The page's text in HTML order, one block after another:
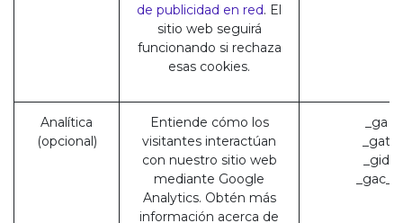
de publicidad en red. El
sitio web seguirá
funcionando si rechaza
esas cookies.
Analítica
(opcional)
Entiende cómo los
visitantes interactúan
con nuestro sitio web
mediante Google
Analytics. Obtén más
información acerca de
_ga
_gat
_gid